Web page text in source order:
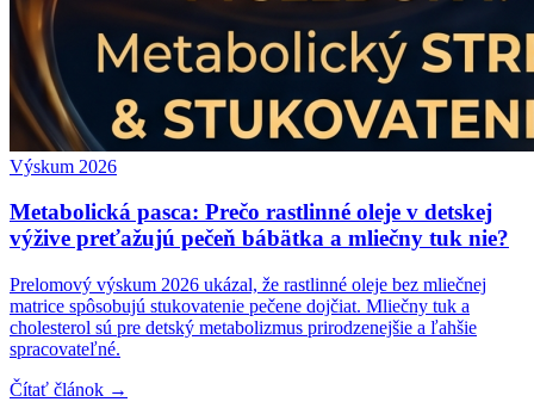
Výskum 2026
Metabolická pasca: Prečo rastlinné oleje v detskej
výžive preťažujú pečeň bábätka a mliečny tuk nie?
Prelomový výskum 2026 ukázal, že rastlinné oleje bez mliečnej
matrice spôsobujú stukovatenie pečene dojčiat. Mliečny tuk a
cholesterol sú pre detský metabolizmus prirodzenejšie a ľahšie
spracovateľné.
Čítať článok →